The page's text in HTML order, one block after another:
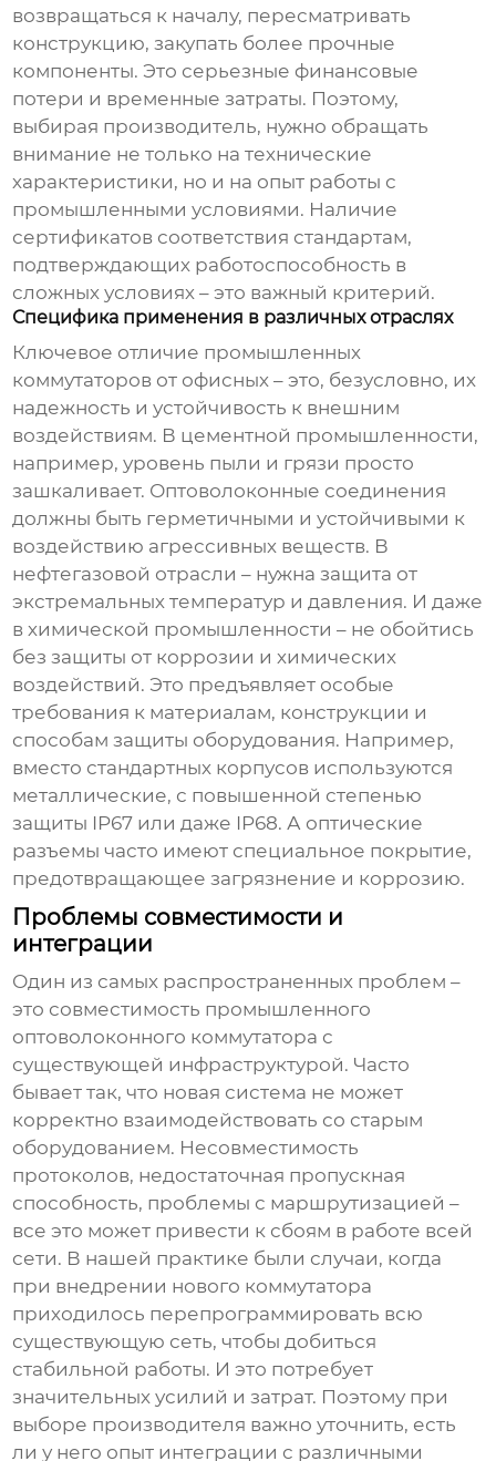
возвращаться к началу, пересматривать
конструкцию, закупать более прочные
компоненты. Это серьезные финансовые
потери и временные затраты. Поэтому,
выбирая производитель, нужно обращать
внимание не только на технические
характеристики, но и на опыт работы с
промышленными условиями. Наличие
сертификатов соответствия стандартам,
подтверждающих работоспособность в
сложных условиях – это важный критерий.
Специфика применения в различных отраслях
Ключевое отличие промышленных
коммутаторов от офисных – это, безусловно, их
надежность и устойчивость к внешним
воздействиям. В цементной промышленности,
например, уровень пыли и грязи просто
зашкаливает. Оптоволоконные соединения
должны быть герметичными и устойчивыми к
воздействию агрессивных веществ. В
нефтегазовой отрасли – нужна защита от
экстремальных температур и давления. И даже
в химической промышленности – не обойтись
без защиты от коррозии и химических
воздействий. Это предъявляет особые
требования к материалам, конструкции и
способам защиты оборудования. Например,
вместо стандартных корпусов используются
металлические, с повышенной степенью
защиты IP67 или даже IP68. А оптические
разъемы часто имеют специальное покрытие,
предотвращающее загрязнение и коррозию.
Проблемы совместимости и
интеграции
Один из самых распространенных проблем –
это совместимость промышленного
оптоволоконного коммутатора с
существующей инфраструктурой. Часто
бывает так, что новая система не может
корректно взаимодействовать со старым
оборудованием. Несовместимость
протоколов, недостаточная пропускная
способность, проблемы с маршрутизацией –
все это может привести к сбоям в работе всей
сети. В нашей практике были случаи, когда
при внедрении нового коммутатора
приходилось перепрограммировать всю
существующую сеть, чтобы добиться
стабильной работы. И это потребует
значительных усилий и затрат. Поэтому при
выборе производителя важно уточнить, есть
ли у него опыт интеграции с различными